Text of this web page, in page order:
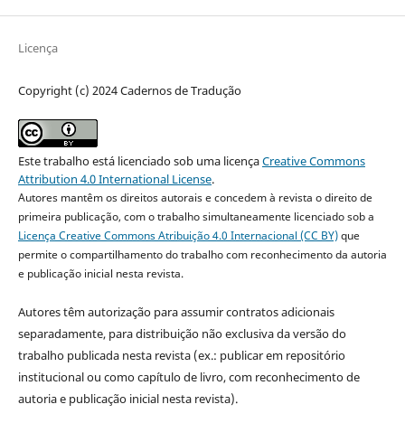
Licença
Copyright (c) 2024 Cadernos de Tradução
Este trabalho está licenciado sob uma licençaCreative Commons
Attribution 4.0 International License.
Autores mantêm os direitos autorais e concedem à revista o direito de
primeira publicação, com o trabalho simultaneamente licenciado sob a
Licença Creative Commons Atribuição 4.0 Internacional (CC BY)que
permite o compartilhamento do trabalho com reconhecimento da autoria
e publicação inicial nesta revista.
Autores têm autorização para assumir contratos adicionais
separadamente, para distribuição não exclusiva da versão do
trabalho publicada nesta revista (ex.: publicar em repositório
institucional ou como capítulo de livro, com reconhecimento de
autoria e publicação inicial nesta revista).